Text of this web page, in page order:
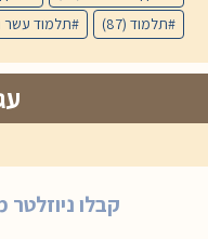
תלמוד (87) תלמוד עשר
קבלו